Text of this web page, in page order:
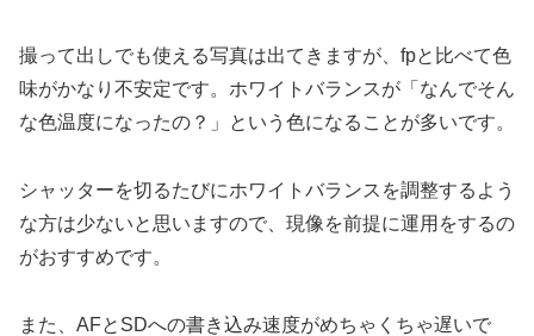
撮って出しでも使える写真は出てきますが、fpと比べて色
味がかなり不安定です。ホワイトバランスが「なんでそん
な色温度になったの？」という色になることが多いです。
シャッターを切るたびにホワイトバランスを調整するよう
な方は少ないと思いますので、現像を前提に運用をするの
がおすすめです。
また、AFとSDへの書き込み速度がめちゃくちゃ遅いで